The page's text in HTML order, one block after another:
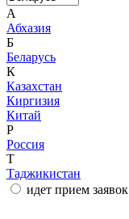
А
Абхазия
Б
Беларусь
К
Казахстан
Киргизия
Китай
Р
Россия
Т
Таджикистан
идет прием заявок